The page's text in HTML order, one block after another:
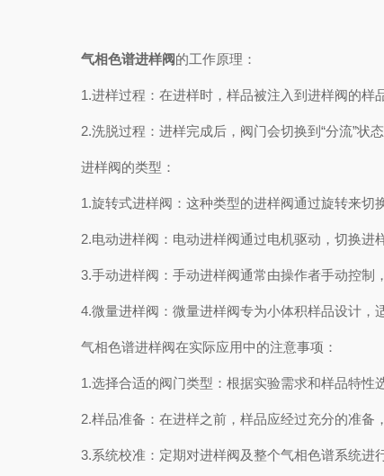
气相色谱进样阀的工作原理：
1.进样过程：在进样时，样品被注入到进样阀的样
2.洗脱过程：进样完成后，阀门会切换到“分流”状态
进样阀的类型：
1.旋转式进样阀：这种类型的进样阀通过旋转来切换
2.电动进样阀：电动进样阀通过电机驱动，切换进样
3.手动进样阀：手动进样阀通常由操作者手动控制，
4.微量进样阀：微量进样阀专为小体积样品设计，适
气相色谱进样阀在实际应用中的注意事项：
1.选择合适的阀门类型：根据实验需求和样品特性选
2.样品准备：在进样之前，样品应经过充分的准备
3.系统校准：定期对进样阀及整个气相色谱系统进